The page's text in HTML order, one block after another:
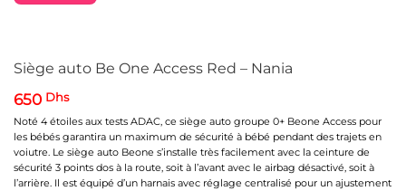
Siège auto Be One Access Red – Nania
650 Dhs
Noté 4 étoiles aux tests ADAC, ce siège auto groupe 0+ Beone Access pour
les bébés garantira un maximum de sécurité à bébé pendant des trajets en
voiutre. Le siège auto Beone s’installe très facilement avec la ceinture de
sécurité 3 points dos à la route, soit à l’avant avec le airbag désactivé, soit à
l’arrière. Il est équipé d’un harnais avec réglage centralisé pour un ajustement